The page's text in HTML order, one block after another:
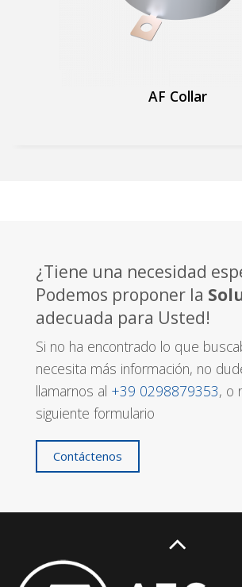
AF Collar
¿Tiene una necesidad
Podemos proponer la
adecuada para Usted!
Si no ha encontrado lo que
necesita más información, no
llamarnos al +39 0298879353, o
siguiente formulario
Contáctenos